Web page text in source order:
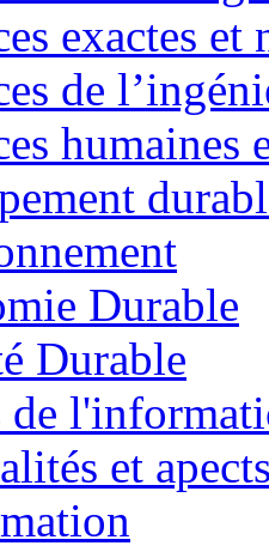
exactes et
de
humaines
Durable
Durable
de
et